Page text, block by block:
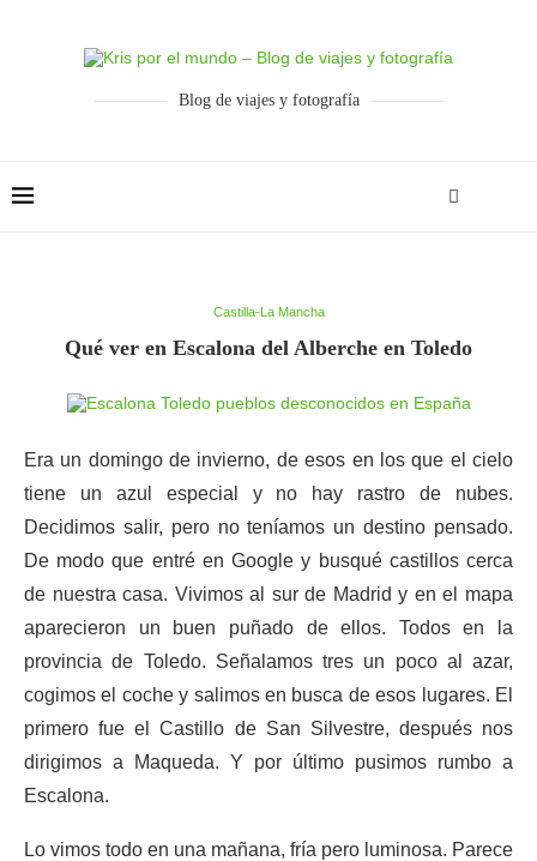
Blog de viajes y fotografía
Castilla-La Mancha
Qué ver en Escalona del Alberche en Toledo
Era un domingo de invierno, de esos en los que el cielo
tiene un azul especial y no hay rastro de nubes.
Decidimos salir, pero no teníamos un destino pensado.
De modo que entré en Google y busqué castillos cerca
de nuestra casa. Vivimos al sur de Madrid y en el mapa
aparecieron un buen puñado de ellos. Todos en la
provincia de Toledo. Señalamos tres un poco al azar,
cogimos el coche y salimos en busca de esos lugares. El
primero fue el Castillo de San Silvestre, después nos
dirigimos a Maqueda. Y por último pusimos rumbo a
Escalona.
Lo vimos todo en una mañana, fría pero luminosa. Parece